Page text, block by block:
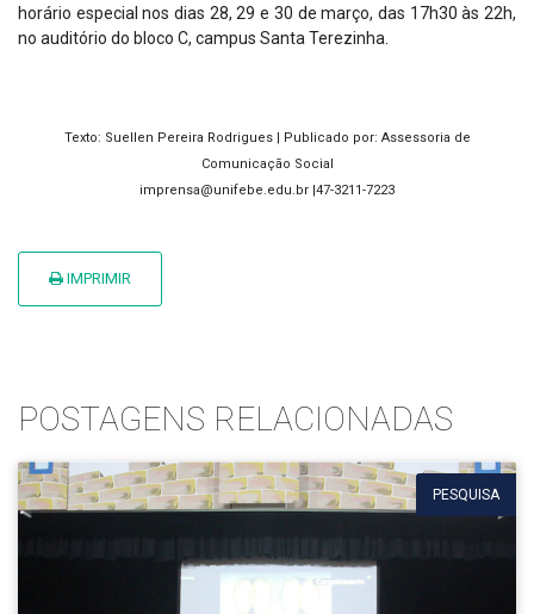
horário especial nos dias 28, 29 e 30 de março, das 17h30 às 22h,
no auditório do bloco C, campus Santa Terezinha.
Texto: Suellen Pereira Rodrigues | Publicado por: Assessoria de
Comunicação Social
imprensa@unifebe.edu.br |47-3211-7223
IMPRIMIR
POSTAGENS RELACIONADAS
PESQUISA